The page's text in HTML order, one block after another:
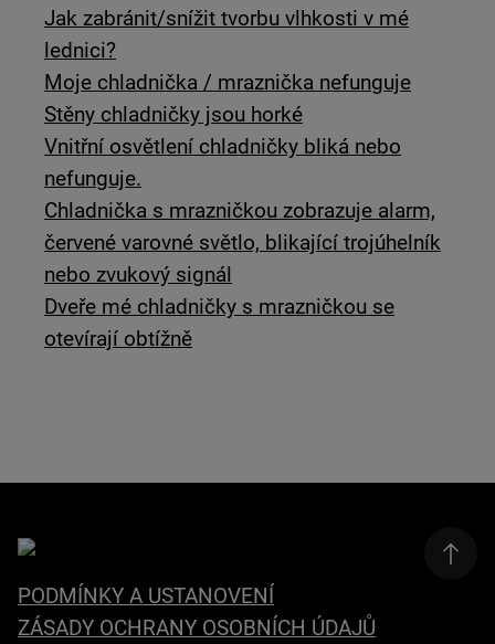
Jak zabránit/snížit tvorbu vlhkosti v mé
lednici?
Moje chladnička / mraznička nefunguje
Stěny chladničky jsou horké
Vnitřní osvětlení chladničky bliká nebo
nefunguje.
Chladnička s mrazničkou zobrazuje alarm,
červené varovné světlo, blikající trojúhelník
nebo zvukový signál
Dveře mé chladničky s mrazničkou se
otevírají obtížně
PODMÍNKY A USTANOVENÍ
ZÁSADY OCHRANY OSOBNÍCH ÚDAJŮ